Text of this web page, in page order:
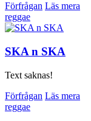
Förfrågan Läs mera
reggae
SKA n SKA
Text saknas!
Förfrågan Läs mera
reggae